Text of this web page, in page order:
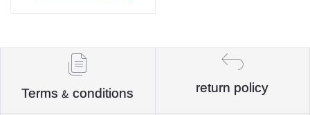
Terms & conditions return policy